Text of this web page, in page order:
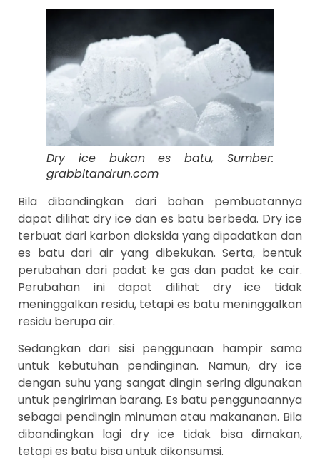
Dry ice bukan es batu, Sumber:
grabbitandrun.com
Bila dibandingkan dari bahan pembuatannya
dapat dilihat dry ice dan es batu berbeda. Dry ice
terbuat dari karbon dioksida yang dipadatkan dan
es batu dari air yang dibekukan. Serta, bentuk
perubahan dari padat ke gas dan padat ke cair.
Perubahan ini dapat dilihat dry ice tidak
meninggalkan residu, tetapi es batu meninggalkan
residu berupa air.
Sedangkan dari sisi penggunaan hampir sama
untuk kebutuhan pendinginan. Namun, dry ice
dengan suhu yang sangat dingin sering digunakan
untuk pengiriman barang. Es batu penggunaannya
sebagai pendingin minuman atau makananan. Bila
dibandingkan lagi dry ice tidak bisa dimakan,
tetapi es batu bisa untuk dikonsumsi.